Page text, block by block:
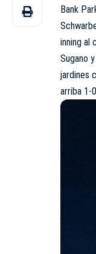
Bank
inning al
Sugano
jardines
arriba 1-